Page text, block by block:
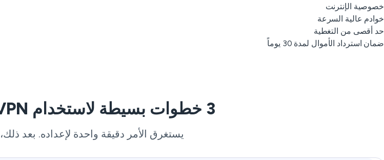
خصوصية الإنترنت
خوادم عالية السرعة
حد أقصى من التغطية
ضمان استرداد الأموال لمدة 30 يوماً
3 خطوات بسيطة لاستخدام VPN في جنوب السودان
يستغرق الأمر دقيقة واحدة لإعداده. بعد